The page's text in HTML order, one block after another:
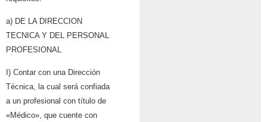
a) DE LA DIRECCION
TECNICA Y DEL PERSONAL
PROFESIONAL
I) Contar con una Dirección
Técnica, la cual será confiada
a un profesional con título de
«Médico», que cuente con